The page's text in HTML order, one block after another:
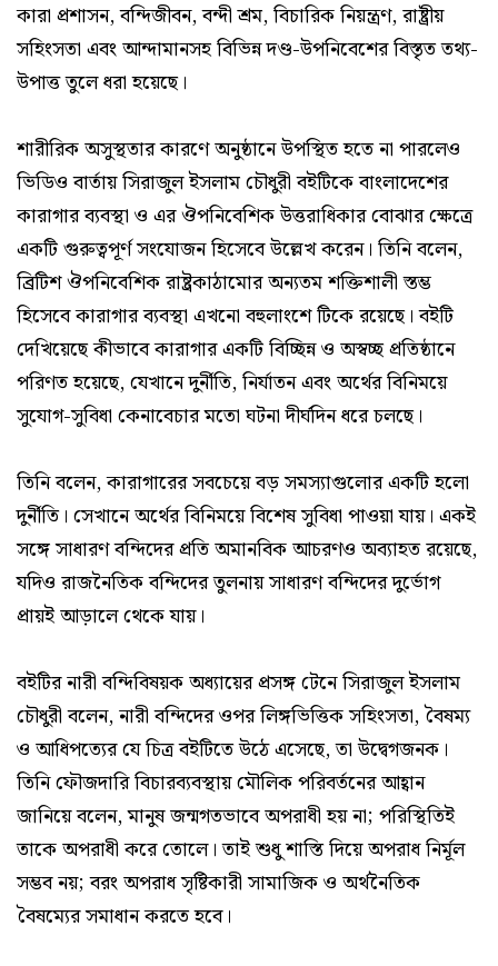
কারা প্রশাসন, বন্দিজীবন, বন্দী শ্রম, বিচারিক নিয়ন্ত্রণ, রাষ্ট্রীয়
সহিংসতা এবং আন্দামানসহ বিভিন্ন দণ্ড-উপনিবেশের বিস্তৃত তথ্য-
উপাত্ত তুলে ধরা হয়েছে।
শারীরিক অসুস্থতার কারণে অনুষ্ঠানে উপস্থিত হতে না পারলেও
ভিডিও বার্তায় সিরাজুল ইসলাম চৌধুরী বইটিকে বাংলাদেশের
কারাগার ব্যবস্থা ও এর ঔপনিবেশিক উত্তরাধিকার বোঝার ক্ষেত্রে
একটি গুরুত্বপূর্ণ সংযোজন হিসেবে উল্লেখ করেন। তিনি বলেন,
ব্রিটিশ ঔপনিবেশিক রাষ্ট্রকাঠামোর অন্যতম শক্তিশালী স্তম্ভ
হিসেবে কারাগার ব্যবস্থা এখনো বহুলাংশে টিকে রয়েছে। বইটি
দেখিয়েছে কীভাবে কারাগার একটি বিচ্ছিন্ন ও অস্বচ্ছ প্রতিষ্ঠানে
পরিণত হয়েছে, যেখানে দুর্নীতি, নির্যাতন এবং অর্থের বিনিময়ে
সুযোগ-সুবিধা কেনাবেচার মতো ঘটনা দীর্ঘদিন ধরে চলছে।
তিনি বলেন, কারাগারের সবচেয়ে বড় সমস্যাগুলোর একটি হলো
দুর্নীতি। সেখানে অর্থের বিনিময়ে বিশেষ সুবিধা পাওয়া যায়। একই
সঙ্গে সাধারণ বন্দিদের প্রতি অমানবিক আচরণও অব্যাহত রয়েছে,
যদিও রাজনৈতিক বন্দিদের তুলনায় সাধারণ বন্দিদের দুর্ভোগ
প্রায়ই আড়ালে থেকে যায়।
বইটির নারী বন্দিবিষয়ক অধ্যায়ের প্রসঙ্গ টেনে সিরাজুল ইসলাম
চৌধুরী বলেন, নারী বন্দিদের ওপর লিঙ্গভিত্তিক সহিংসতা, বৈষম্য
ও আধিপত্যের যে চিত্র বইটিতে উঠে এসেছে, তা উদ্বেগজনক।
তিনি ফৌজদারি বিচারব্যবস্থায় মৌলিক পরিবর্তনের আহ্বান
জানিয়ে বলেন, মানুষ জন্মগতভাবে অপরাধী হয় না; পরিস্থিতিই
তাকে অপরাধী করে তোলে। তাই শুধু শাস্তি দিয়ে অপরাধ নির্মূল
সম্ভব নয়; বরং অপরাধ সৃষ্টিকারী সামাজিক ও অর্থনৈতিক
বৈষম্যের সমাধান করতে হবে।